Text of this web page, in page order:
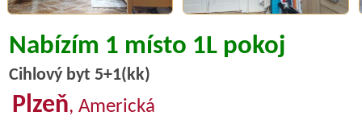
Nabízím 1 místo 1L pokoj
Cihlový byt 5+1(kk)
Plzeň, Americká